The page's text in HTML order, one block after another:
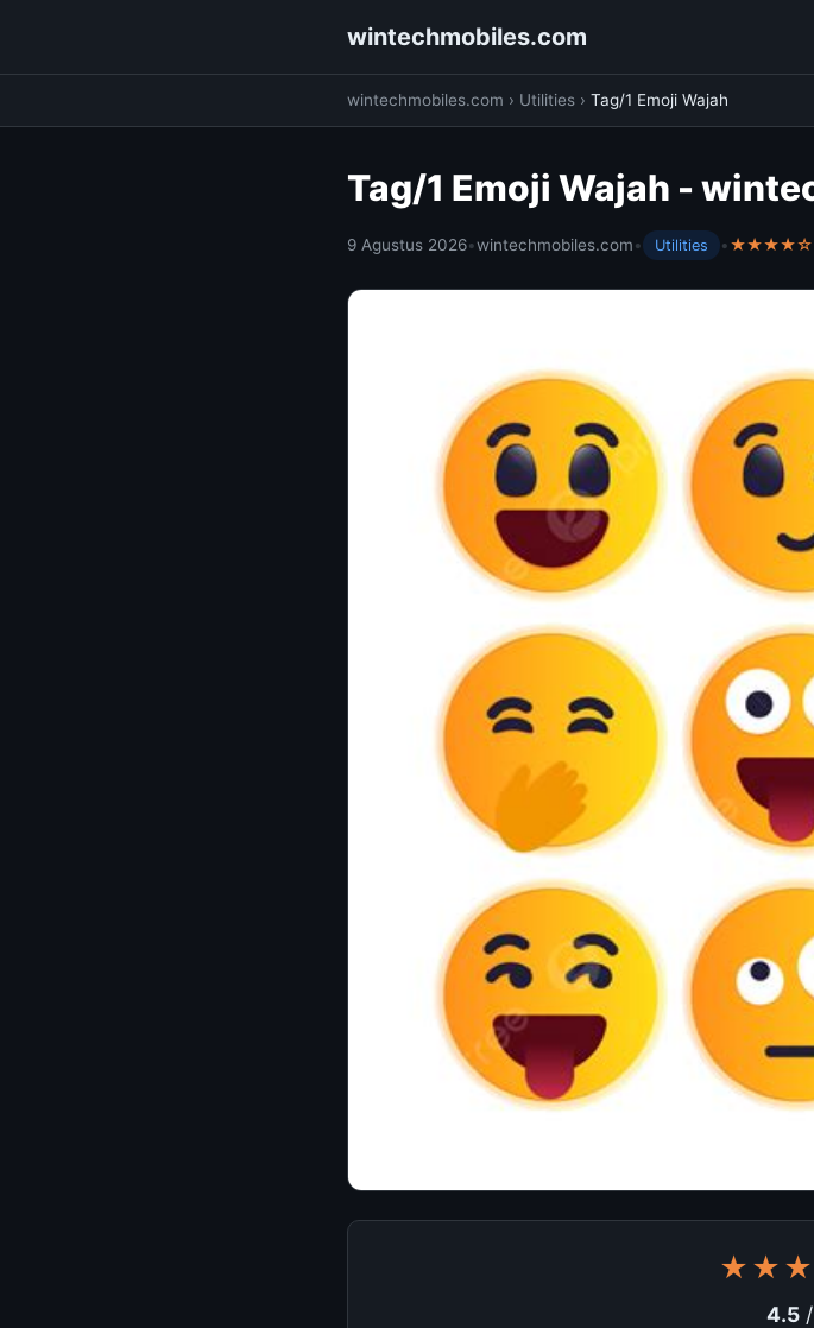
wintechmobiles.com
wintechmobiles.com › Utilities › Tag/1 Emoji Wajah
Tag/1 Emoji Wajah -
9 Agustus 2026•wintechmobiles.com• Utilities •★★★★☆
4.5/